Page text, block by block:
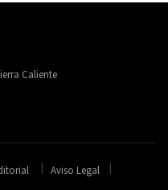
Caliente
Aviso Legal